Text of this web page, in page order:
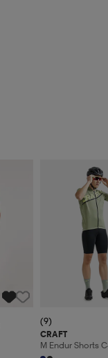
(9)
CRAFT
M Endur Shorts